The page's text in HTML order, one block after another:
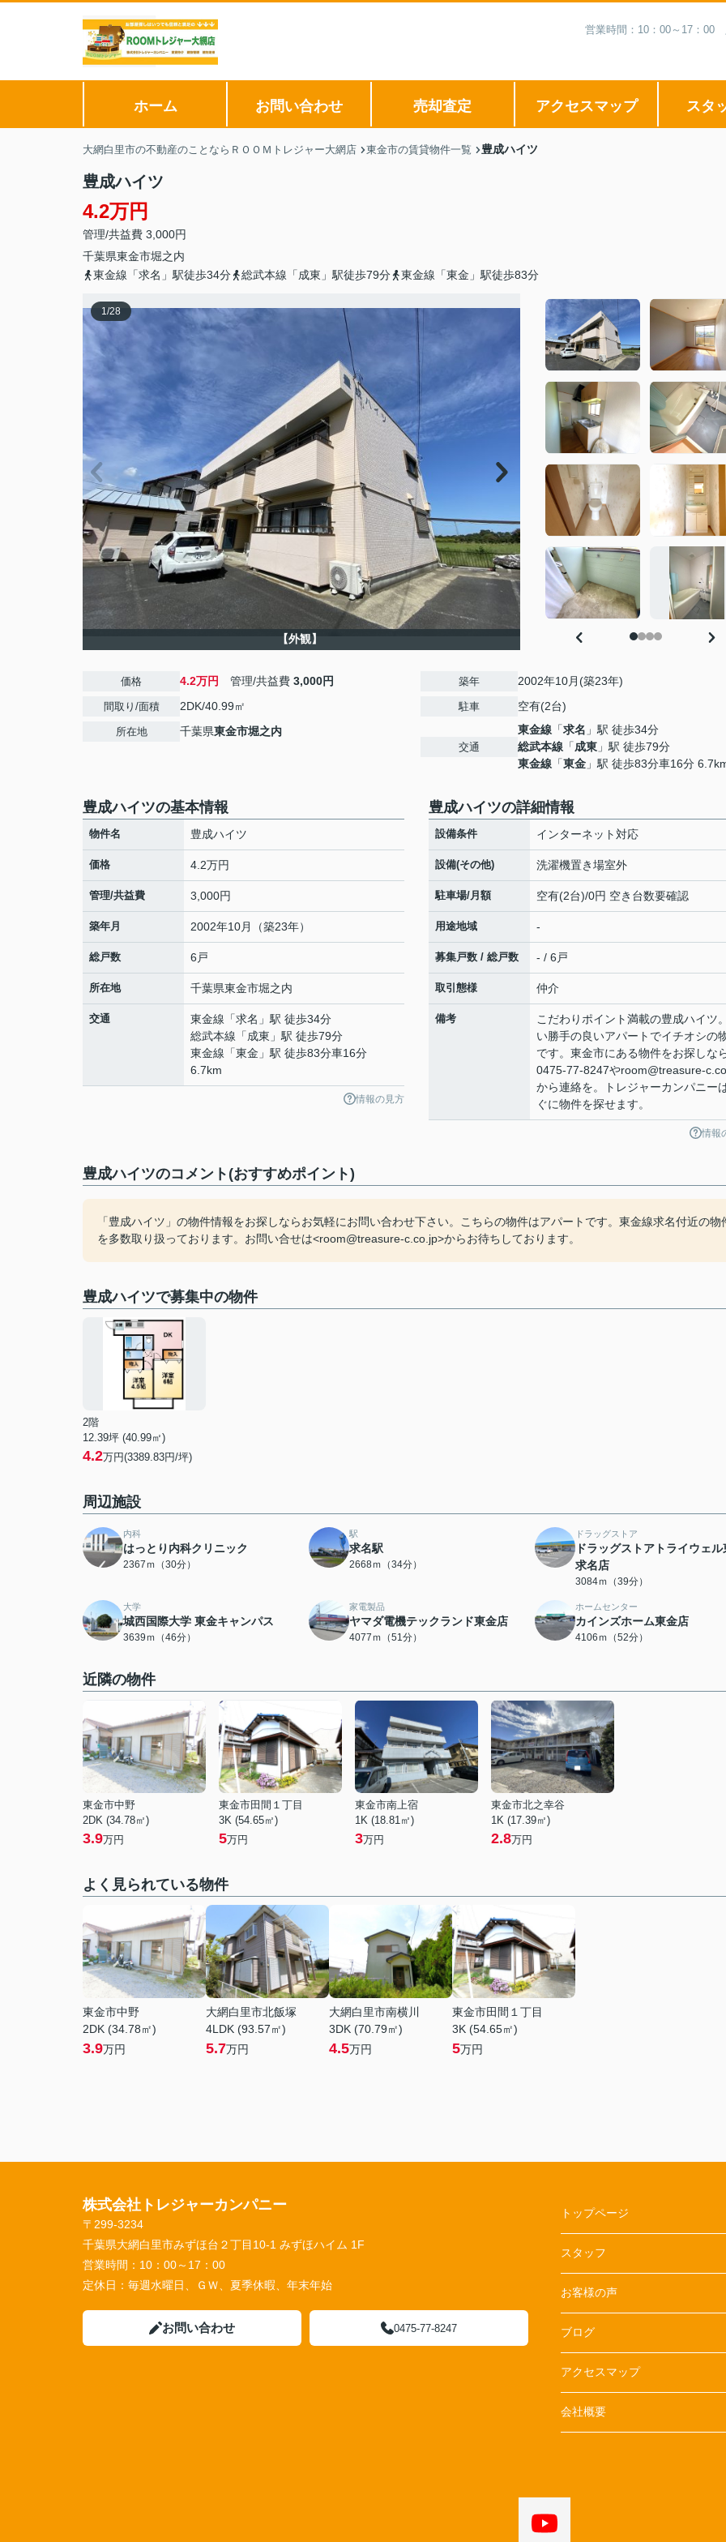
営業時間：10：00～17：00
ホーム お問い合わせ 売却査定 アクセスマップ スタ
大網白里市の不動産のことならＲＯＯＭトレジャー大網店 東金市の賃貸物件一覧 豊成ハイツ
豊成ハイツ
4.2万円
管理/共益費 3,000円
千葉県東金市堀之内
東金線「求名」駅徒歩34分
総武本線「成東」駅徒歩79分 東金線「東金」駅徒歩83分
1/28
【外観】
価格 4.2万円 管理/共益費 3,000円
間取り/面積 2DK/40.99㎡
所在地 千葉県東金市堀之内
築年 2002年10月(築23年)
駐車 空有(2台)
交通
東金線 「求名 」駅 徒歩34分
総武本線 「成東 」駅 徒歩79分
東金線 「東金 」駅 徒歩83分車16分
豊成ハイツの基本情報
物件名 豊成ハイツ
価格 4.2万円
管理/共益費 3,000円
築年月 2002年10月（築23年）
総戸数 6戸
所在地 千葉県東金市堀之内
交通 東金線 「求名 」駅 徒歩34分
総武本線 「成東 」駅 徒歩79分
東金線 「東金 」駅 徒歩83分車16分
6.7km
情報の見方
豊成ハイツの詳細情報
設備条件 インターネット対応
設備(その他) 洗濯機置き場室外
駐車場/月額 空有(2台)/0円 空き台数要確認
用途地域 -
募集戸数 / 総戸数 - / 6戸
取引態様 仲介
備考
こだわりポイント満載の豊成ハイツ
い勝手の良いアパートでイチオシの
です。東金市にある物件をお探しな
0475-77-8247やroom@treasure-
から連絡を。トレジャーカンパニー
ぐに物件を探せます。
情報
豊成ハイツのコメント(おすすめポイント)
「豊成ハイツ」の物件情報をお探しならお気軽にお問い合わせ下さい。こちらの物件はアパートです。東金線求名付近の物
を多数取り扱っております。お問い合せは<room@treasure-c.co.jp>からお待ちしております。
豊成ハイツで募集中の物件
2階
12.39坪 (40.99㎡)
4.2万円(3389.83円/坪)
周辺施設
内科
はっとり内科クリニック
2367ｍ（30分）
駅
求名駅
2668ｍ（34分）
ドラッグストア
ドラッグストアトライウェル
求名店
3084ｍ（39分）
大学
城西国際大学 東金キャンパス
3639ｍ（46分）
家電製品
ヤマダ電機テックランド東金店
4077ｍ（51分）
ホームセンター
カインズホーム東金店
4106ｍ（52分）
近隣の物件
東金市中野
2DK (34.78㎡)
3.9万円
東金市田間１丁目
3K (54.65㎡)
5万円
東金市南上宿
1K (18.81㎡)
3万円
東金市北之幸谷
1K (17.39㎡)
2.8万円
よく見られている物件
東金市中野
2DK (34.78㎡)
3.9万円
大網白里市北飯塚
4LDK (93.57㎡)
5.7万円
大網白里市南横川
3DK (70.79㎡)
4.5万円
東金市田間１丁目
3K (54.65㎡)
5万円
株式会社トレジャーカンパニー
〒299-3234
千葉県大網白里市みずほ台２丁目10-1 みずほハイム 1F
営業時間： 10：00～17：00
定休日： 毎週水曜日、ＧＷ、夏季休暇、年末年始
お問い合わせ 0475-77-8247
トップページ
スタッフ
お客様の声
ブログ
アクセスマップ
会社概要